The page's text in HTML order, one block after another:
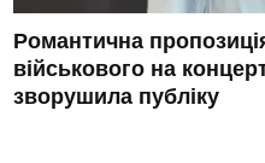
Романтична
військового на
зворушила публіку